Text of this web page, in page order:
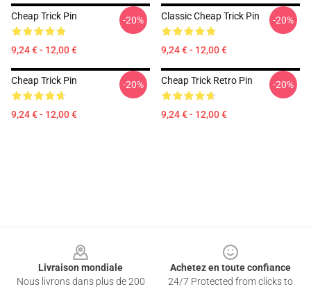
Cheap Trick Pin
9,24 € - 12,00 €
-20% Classic Cheap Trick Pin
9,24 € - 12,00 €
-20%
Cheap Trick Pin
9,24 € - 12,00 €
-20% Cheap Trick Retro Pin
9,24 € - 12,00 €
-20%
Livraison mondiale
Nous livrons dans plus de 200
Achetez en toute confiance
24/7 Protected from clicks to